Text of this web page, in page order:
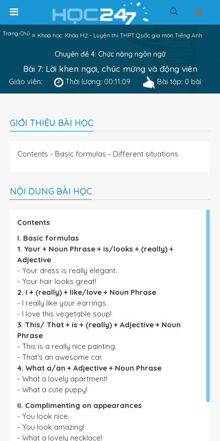
Trang Chủ » Khoá học: Khóa H2 - Luyện thi THPT Quốc gia môn Tiếng Anh
Chuyên đề 4: Chức năng ngôn ngữ
Bài 7: Lời khen ngợi, chúc mừng và động viên
Giáo viên: Thời lượng: 00:11:09 Bài tập: 0 bài
GIỚI THIỆU BÀI HỌC
Contents - Basic formulas - Different situations
NỘI DUNG BÀI HỌC
Contents
I. Basic formulas
1. Your + Noun Phrase + is/looks + (really) +
Adjective
- Your dress is really elegant.
- Your hair looks great!
2. I + (really) + like/love + Noun Phrase
- I really like your earrings.
- I love this vegetable soup!
3. This/ That + is + (really) + Adjective + Noun
Phrase
- This is a really nice painting.
- That's an awesome car.
4. What a/an + Adjective + Noun Phrase
- What a lovely apartment!
- What a cute puppy!
II. Complimenting on appearances
- You look nice.
- You look amazing!
- What a lovely necklace!